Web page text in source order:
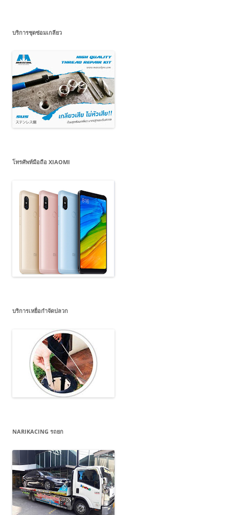
บริการชุดซ่อมเกลียว
โทรศัพท์มือถือ XIAOMI
บริการเหยื่อกำจัดปลวก
NARIKACING รถยก